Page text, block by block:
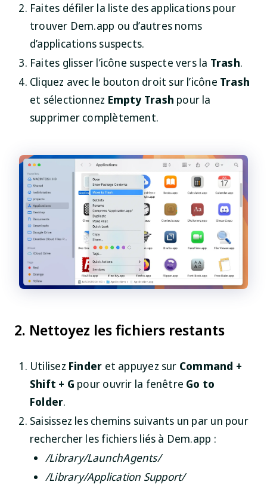
Faites défiler la liste des applications pour
trouver Dem.app ou d’autres noms
d’applications suspects.
Faites glisser l’icône suspecte vers la Trash.
Cliquez avec le bouton droit sur l’icône Trash
et sélectionnez Empty Trash pour la
supprimer complètement.
2. Nettoyez les fichiers restants
Utilisez Finder et appuyez sur Command +
Shift + G pour ouvrir la fenêtre Go to
Folder.
Saisissez les chemins suivants un par un pour
rechercher les fichiers liés à Dem.app :
/Library/LaunchAgents/
/Library/Application Support/